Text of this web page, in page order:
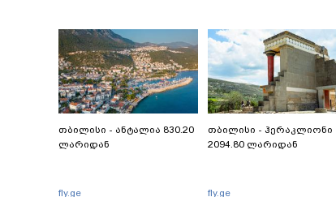
თბილისი - ანტალია 830.20
ლარიდან
fly.ge
თბილისი - ჰერაკლიონი
2094.80 ლარიდან
fly.ge